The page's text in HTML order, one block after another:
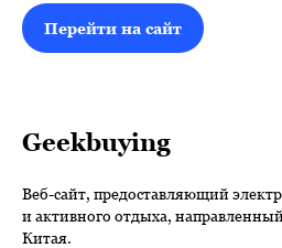
Перейти на сайт
Geekbuying
Веб-сайт, предоставляющий
и активного отдыха,
Китая.